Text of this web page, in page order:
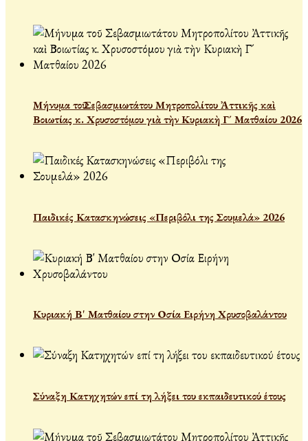
Μήνυμα τοῦ Σεβασμιωτάτου Μητροπολίτου Ἀττικῆς καὶ
Βοιωτίας κ. Χρυσοστόμου γιὰ τὴν Κυριακὴ Γ´ Ματθαίου 2026
Παιδικές Κατασκηνώσεις «Περιβόλι της Σουμελά» 2026
Κυριακή Β' Ματθαίου στην Οσία Ειρήνη Χρυσοβαλάντου
Σύναξη Κατηχητών επί τη λήξει του εκπαιδευτικού έτους